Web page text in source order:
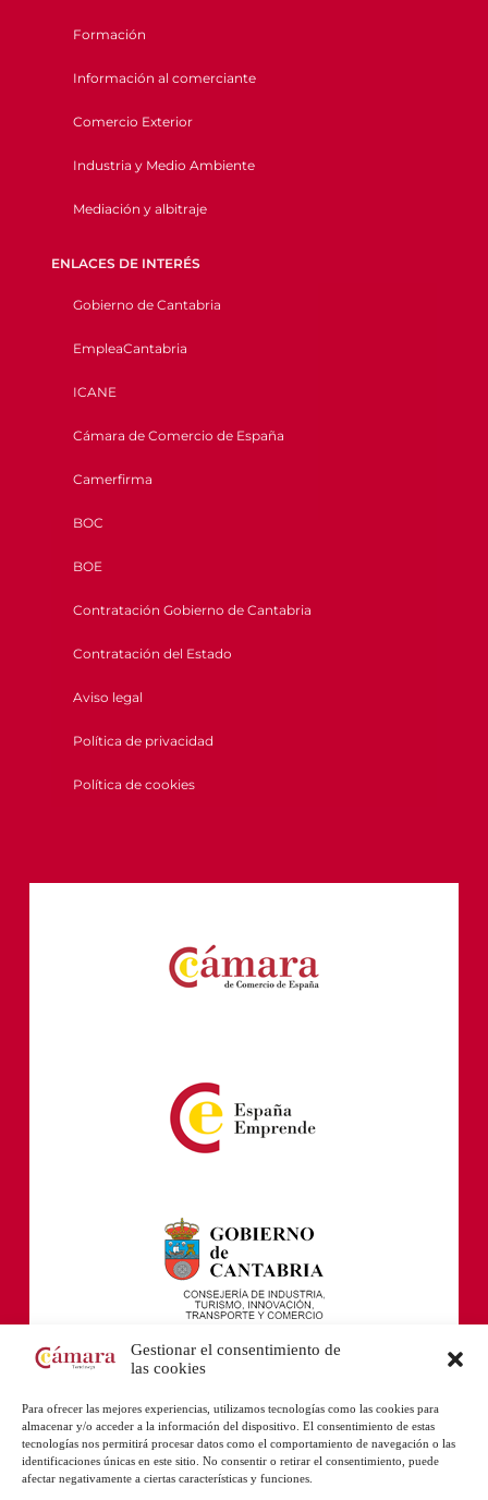
Gestionar el consentimiento de
las cookies
Para ofrecer las mejores experiencias, utilizamos tecnologías como las cookies para
almacenar y/o acceder a la información del dispositivo. El consentimiento de estas
tecnologías nos permitirá procesar datos como el comportamiento de navegación o las
identificaciones únicas en este sitio. No consentir o retirar el consentimiento, puede
afectar negativamente a ciertas características y funciones.
Formación
Información al comerciante
Comercio Exterior
Industria y Medio Ambiente
Mediación y albitraje
ENLACES DE INTERÉS
Gobierno de Cantabria
EmpleaCantabria
ICANE
Cámara de Comercio de España
Camerfirma
BOC
BOE
Contratación Gobierno de Cantabria
Contratación del Estado
Aviso legal
Política de privacidad
Política de cookies